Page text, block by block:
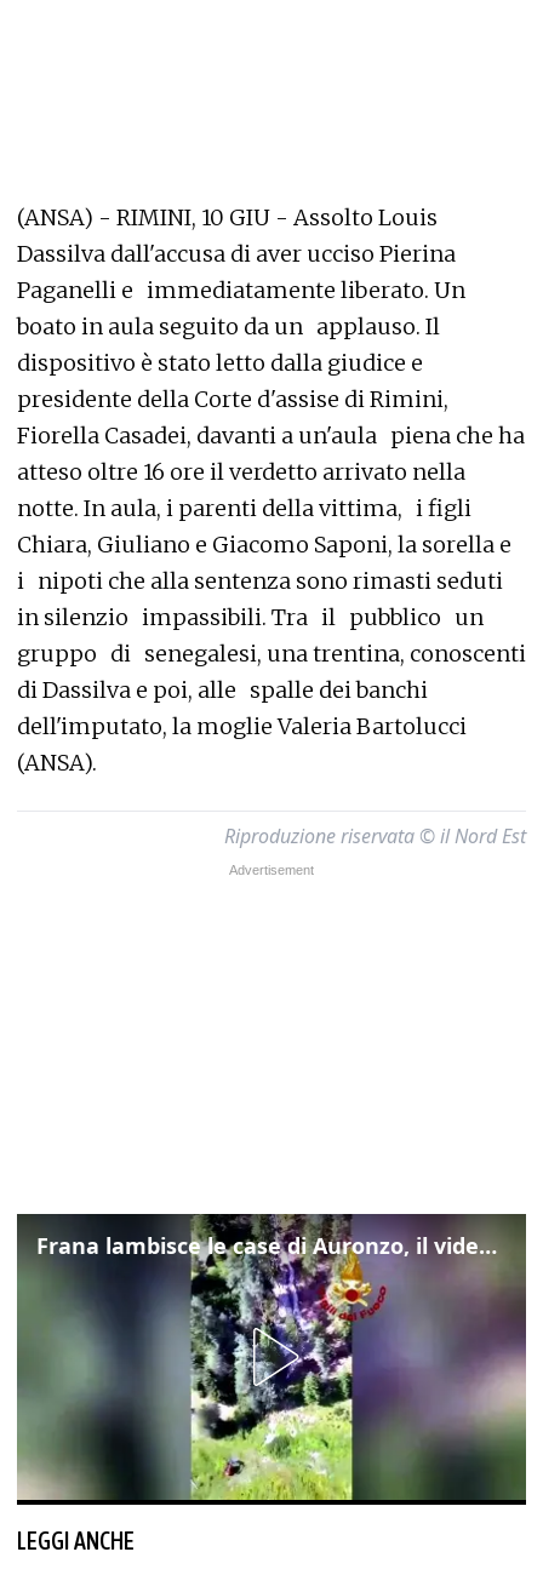
(ANSA) - RIMINI, 10 GIU - Assolto Louis
Dassilva dall'accusa di aver ucciso Pierina
Paganelli e immediatamente liberato. Un
boato in aula seguito da un applauso. Il
dispositivo è stato letto dalla giudice e
presidente della Corte d'assise di Rimini,
Fiorella Casadei, davanti a un'aula piena che ha
atteso oltre 16 ore il verdetto arrivato nella
notte. In aula, i parenti della vittima, i figli
Chiara, Giuliano e Giacomo Saponi, la sorella e
i nipoti che alla sentenza sono rimasti seduti
in silenzio impassibili. Tra il pubblico un
gruppo di senegalesi, una trentina, conoscenti
di Dassilva e poi, alle spalle dei banchi
dell'imputato, la moglie Valeria Bartolucci
(ANSA).
Riproduzione riservata © il Nord Est
Frana lambisce le case di Auronzo, il video dall'elicottero dei vigili del fuoco
LEGGI ANCHE